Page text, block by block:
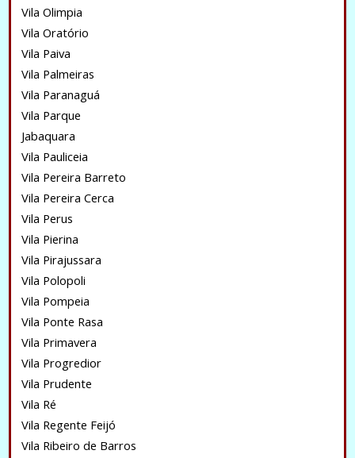
Vila Olimpia
Vila Oratório
Vila Paiva
Vila Palmeiras
Vila Paranaguá
Vila Parque
Jabaquara
Vila Pauliceia
Vila Pereira Barreto
Vila Pereira Cerca
Vila Perus
Vila Pierina
Vila Pirajussara
Vila Polopoli
Vila Pompeia
Vila Ponte Rasa
Vila Primavera
Vila Progredior
Vila Prudente
Vila Ré
Vila Regente Feijó
Vila Ribeiro de Barros